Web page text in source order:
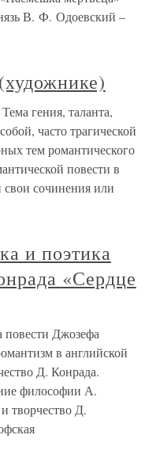
В. Ф. Одоевский –
гения, таланта,
часто трагической
тем романтического
повести в
свои сочинения или
и поэтика
«Сердце
повести Джозефа
в английской
Д. Конрада.
философии А.
творчество Д.